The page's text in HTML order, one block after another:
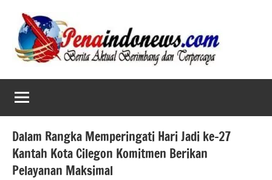
content
Dalam Rangka Memperingati Hari Jadi ke-27
Kantah Kota Cilegon Komitmen Berikan
Pelayanan Maksimal